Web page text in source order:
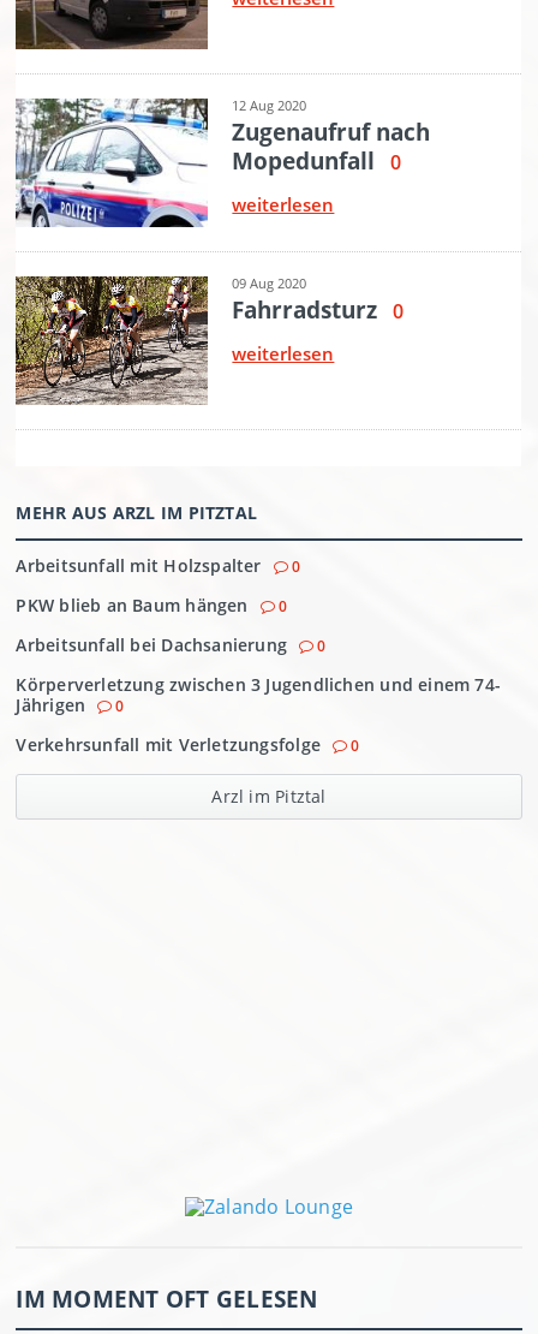
MEHR AUS ARZL IM PITZTAL
Arbeitsunfall mit Holzspalter 0
PKW blieb an Baum hängen 0
Arbeitsunfall bei Dachsanierung 0
Körperverletzung zwischen 3 Jugendlichen und einem 74-
Jährigen
0
Verkehrsunfall mit Verletzungsfolge 0
Arzl im Pitztal
IM MOMENT OFT GELESEN